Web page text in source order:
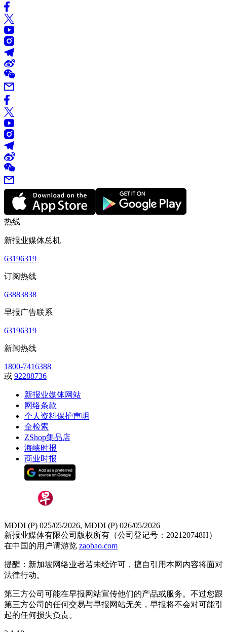
热线
新报业媒体总机
63196319
订阅热线
63883838
早报广告联系
63196319
新闻热线
1800-7416388
或 92288736
新报业媒体网站
网络条款
个人资料保护声明
全检索
ZShop集品店
海峡时报
商业时报
MDDI (P) 025/05/2026, MDDI (P) 026/05/2026
新报业媒体有限公司版权所有（公司登记号：202120748H）
在中国的用户请游览 zaobao.com
提醒：新加坡网络业者若未经许可，擅自引用本网内容将面对
法律行动。
第三方公司可能在早报网站宣传他们的产品或服务。不过您跟
第三方公司的任何交易与早报网站无关，早报将不会对可能引
起的任何损失负责。